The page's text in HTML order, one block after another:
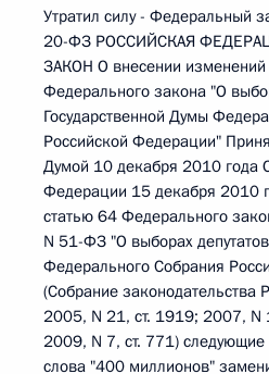
Утратил силу - Федеральный
20-ФЗ РОССИЙСКАЯ
ЗАКОН О внесении изменений
Федерального закона "О
Государственной Думы
Российской Федерации"
Думой 10 декабря 2010 года
Федерации 15 декабря 2010
статью 64 Федерального
N 51-ФЗ "О выборах
Федерального Собрания
(Собрание законодательства
2005, N 21, ст. 1919; 2007, N
2009, N 7, ст. 771)
слова "400 миллионов"